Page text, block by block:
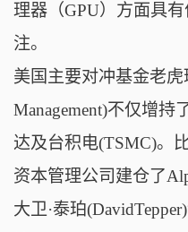
理器（GPU）方面具
注。
美国主要对冲基金老
Management)不仅增持
达及台积电(TSMC)。
资本管理公司建仓了
大卫·泰珀